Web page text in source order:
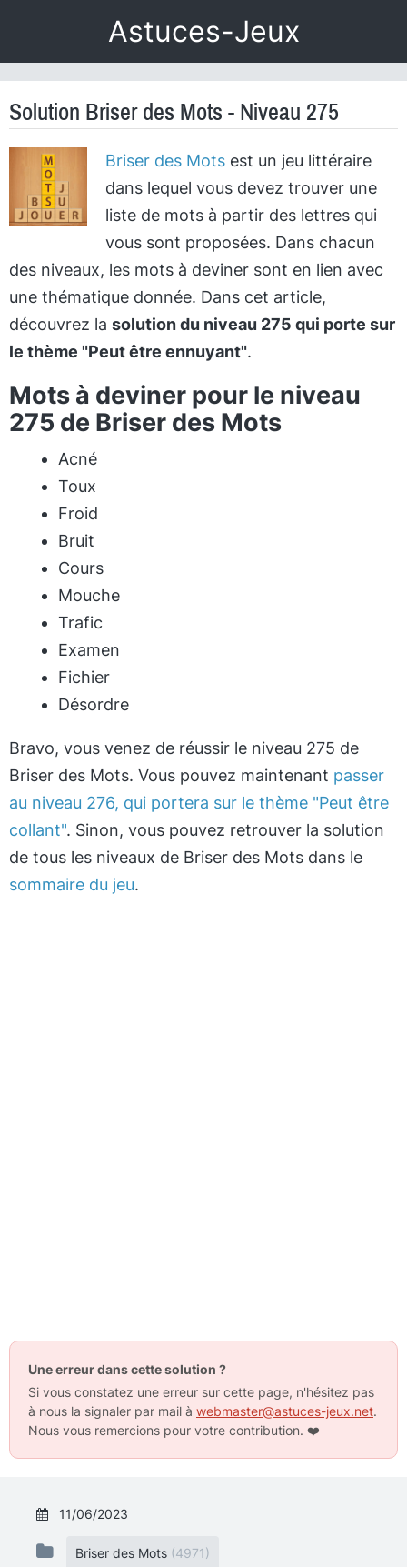
Astuces-Jeux
Solution Briser des Mots - Niveau 275
Briser des Motsest un jeu littéraire
dans lequel vous devez trouver une
liste de mots à partir des lettres qui
vous sont proposées. Dans chacun
des niveaux, les mots à deviner sont en lien avec
une thématique donnée. Dans cet article,
découvrez la solution du niveau 275 qui porte sur
le thème "Peut être ennuyant".
Mots à deviner pour le niveau
275 de Briser des Mots
Acné
Toux
Froid
Bruit
Cours
Mouche
Trafic
Examen
Fichier
Désordre
Bravo, vous venez de réussir le niveau 275 de
Briser des Mots. Vous pouvez maintenant passer
au niveau 276, qui portera sur le thème "Peut être
collant". Sinon, vous pouvez retrouver la solution
de tous les niveaux de Briser des Mots dans le
sommaire du jeu.
Une erreur dans cette solution ?
Si vous constatez une erreur sur cette page, n'hésitez pas
à nous la signaler par mail à webmaster@astuces-jeux.net.
Nous vous remercions pour votre contribution. ❤️
11/06/2023
Briser des Mots (4971)